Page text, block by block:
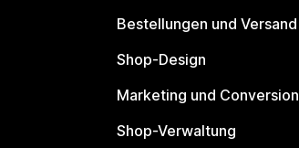
Bestellungen und Versand
Shop-Design
Marketing und Conversion
Shop-Verwaltung